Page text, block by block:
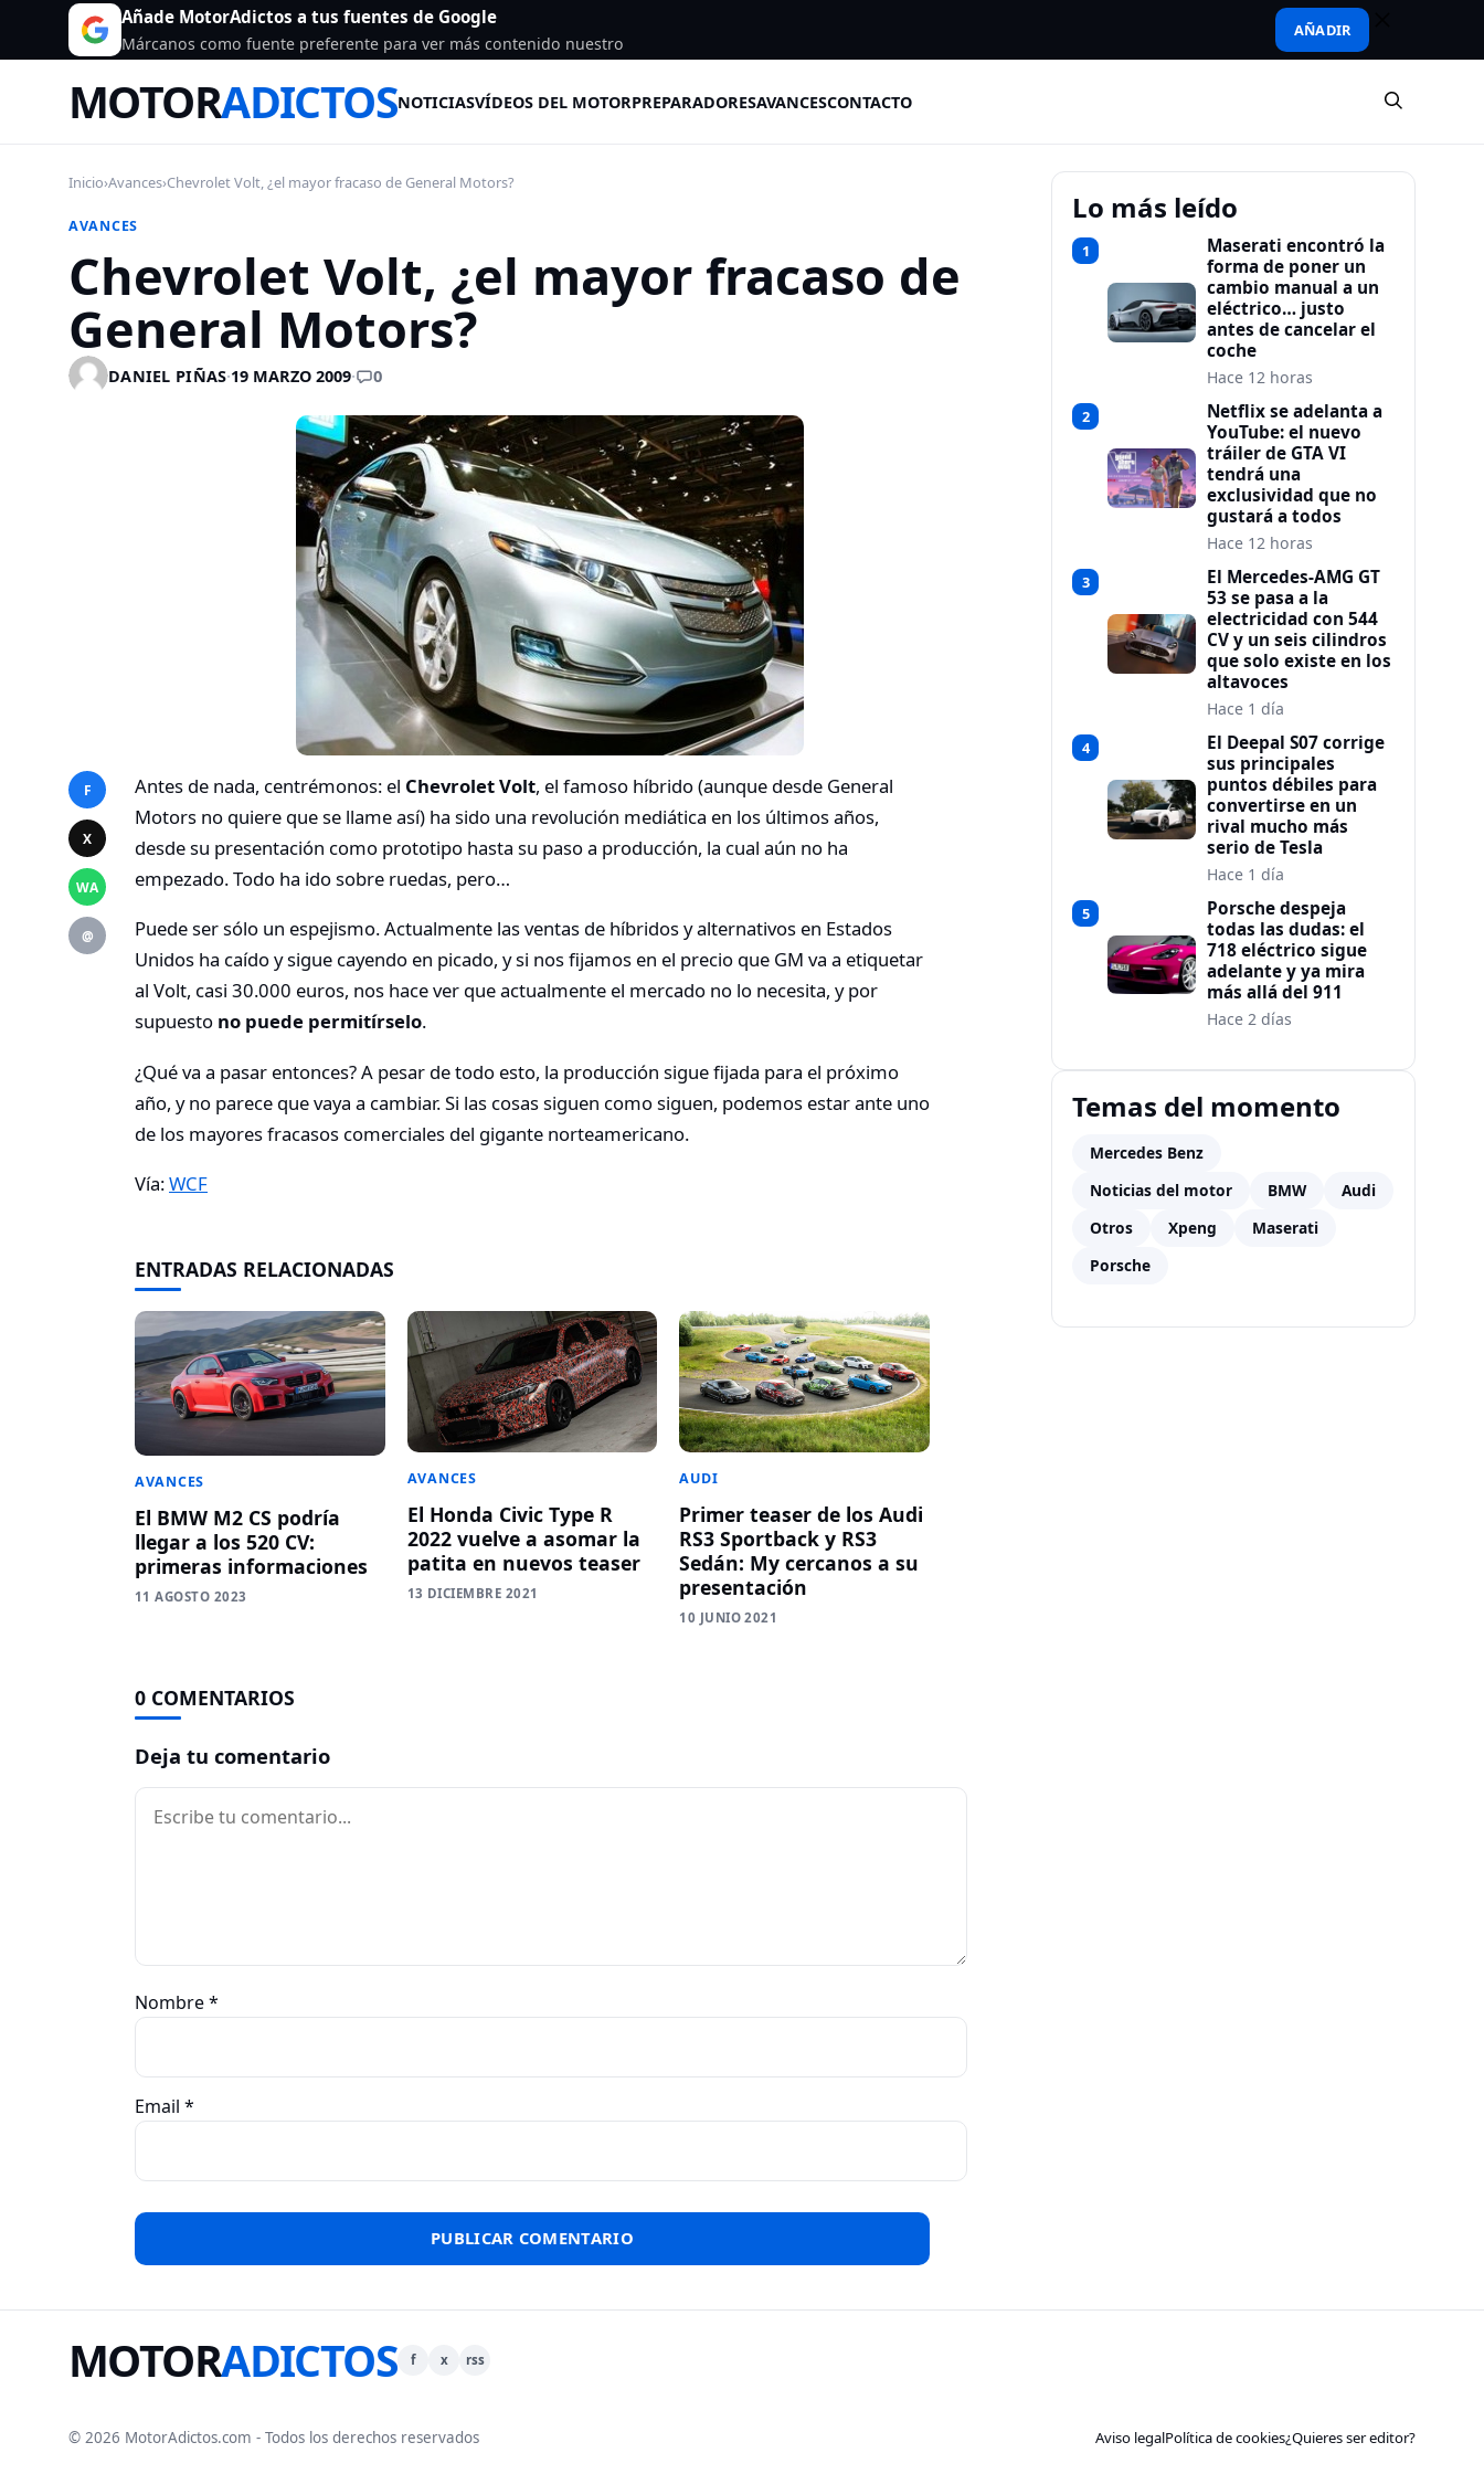
Añade MotorAdictos a tus fuentes de Google
Márcanos como fuente preferente para ver más contenido nuestro
AÑADIR
MOTORADICTOSNOTICIASVÍDEOS DEL MOTORPREPARADORESAVANCESCONTACTO
Inicio›Avances›Chevrolet Volt, ¿el mayor fracaso de General Motors?
AVANCES
Chevrolet Volt, ¿el mayor fracaso de
General Motors?
DANIEL PIÑAS·19 MARZO 2009· 0
F
X
WA
@
Antes de nada, centrémonos: el Chevrolet Volt, el famoso híbrido (aunque desde General
Motors no quiere que se llame así) ha sido una revolución mediática en los últimos años,
desde su presentación como prototipo hasta su paso a producción, la cual aún no ha
empezado. Todo ha ido sobre ruedas, pero…
Puede ser sólo un espejismo. Actualmente las ventas de híbridos y alternativos en Estados
Unidos ha caído y sigue cayendo en picado, y si nos fijamos en el precio que GM va a etiquetar
al Volt, casi 30.000 euros, nos hace ver que actualmente el mercado no lo necesita, y por
supuesto no puede permitírselo.
¿Qué va a pasar entonces? A pesar de todo esto, la producción sigue fijada para el próximo
año, y no parece que vaya a cambiar. Si las cosas siguen como siguen, podemos estar ante uno
de los mayores fracasos comerciales del gigante norteamericano.
Vía:WCF
ENTRADAS RELACIONADAS
AVANCES
El BMW M2 CS podría
llegar a los 520 CV:
primeras informaciones
11 AGOSTO 2023
AVANCES
El Honda Civic Type R
2022 vuelve a asomar la
patita en nuevos teaser
13 DICIEMBRE 2021
AUDI
Primer teaser de los Audi
RS3 Sportback y RS3
Sedán: My cercanos a su
presentación
10 JUNIO 2021
0 COMENTARIOS
Deja tu comentario
Comentario
Nombre*
Email *
Lo más leído
1
Maserati encontró la
forma de poner un
cambio manual a un
eléctrico… justo
antes de cancelar el
coche
Hace 12 horas
2
Netflix se adelanta a
YouTube: el nuevo
tráiler de GTA VI
tendrá una
exclusividad que no
gustará a todos
Hace 12 horas
3
El Mercedes-AMG GT
53 se pasa a la
electricidad con 544
CV y un seis cilindros
que solo existe en los
altavoces
Hace 1 día
4
El Deepal S07 corrige
sus principales
puntos débiles para
convertirse en un
rival mucho más
serio de Tesla
Hace 1 día
5
Porsche despeja
todas las dudas: el
718 eléctrico sigue
adelante y ya mira
más allá del 911
Hace 2 días
Temas del momento
Mercedes Benz
Noticias del motor
BMW
Audi
Otros
Xpeng
Maserati
Porsche
MOTORADICTOS f x rss
© 2026 MotorAdictos.com - Todos los derechos reservados Aviso legalPolítica de cookies¿Quieres ser editor?